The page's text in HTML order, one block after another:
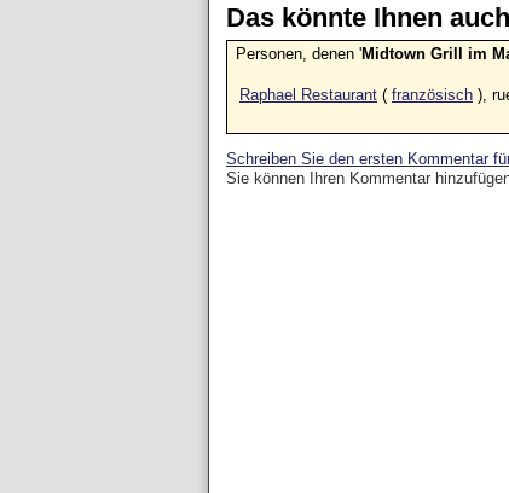
Das könnte Ihnen
Personen, denen 'Midtown Grill im
Raphael Restaurant ( französisch ),
Schreiben Sie den ersten Kommentar
Sie können Ihren Kommentar